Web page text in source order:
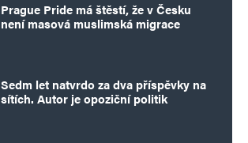
Prague Pride má štěstí, že v Česku
není masová muslimská migrace
Sedm let natvrdo za dva příspěvky na
sítích. Autor je opoziční politik